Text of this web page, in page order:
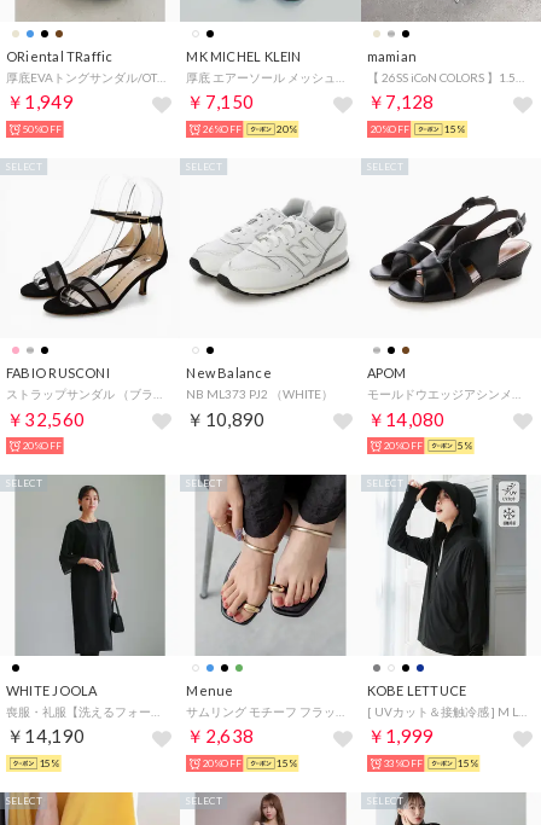
ORiental TRaffic
￥1,949
50%OFF
MK MICHEL KLEIN
￥7,150
26%OFF 20%
mamian
￥7,128
20%OFF 15%
FABIO RUSCONI
￥32,560
SELECT
20%OFF
New Balance
NB ML373 PJ2 （WHITE）
￥10,890
SELECT
APOM
￥14,080
SELECT
20%OFF 5%
WHITE JOOLA
￥14,190
SELECT
15%
Menue
￥2,638
SELECT
20%OFF 15%
KOBE LETTUCE
￥1,999
SELECT
33%OFF 15%
SELECT SELECT SELECT